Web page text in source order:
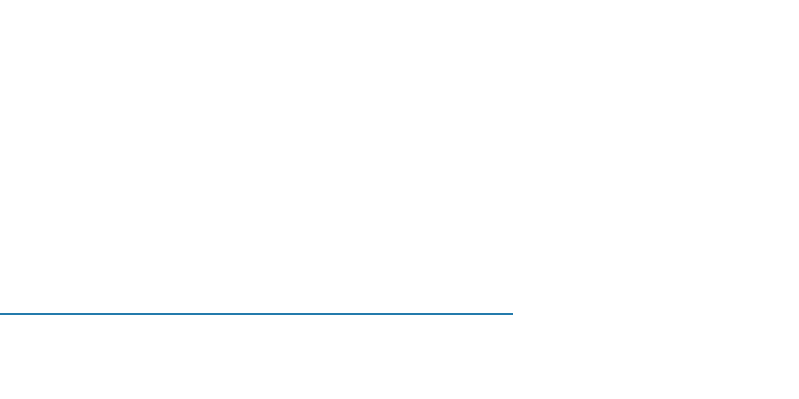
【香港仔】｜發展北都 惠業利